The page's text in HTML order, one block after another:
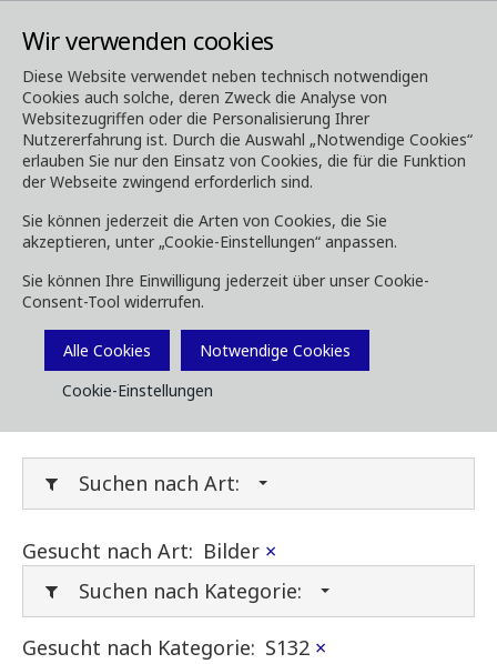
Wir verwenden cookies
Diese Website verwendet neben technisch notwendigen
Cookies auch solche, deren Zweck die Analyse von
Websitezugriffen oder die Personalisierung Ihrer
Nutzererfahrung ist. Durch die Auswahl „Notwendige Cookies“
erlauben Sie nur den Einsatz von Cookies, die für die Funktion
der Webseite zwingend erforderlich sind.
Sie können jederzeit die Arten von Cookies, die Sie
akzeptieren, unter „Cookie-Einstellungen“ anpassen.
Sie können Ihre Einwilligung jederzeit über unser Cookie-
Consent-Tool widerrufen.
Alle Cookies
Notwendige Cookies
Cookie-Einstellungen
Media Downloads
Downloads
Laden Sie Broschüren, Bilder, Videos,
Kundenmagazine und andere Medien herunter.
Sie können dies nach Typ oder Kategorie unten
Filtern.
Filter Media
Suchen nach Art:
Gesucht nach Art: Bilder ×
Suchen nach Kategorie:
Gesucht nach Kategorie: S132 ×